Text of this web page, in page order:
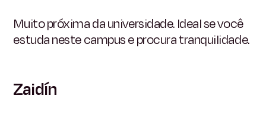
Muito próxima da universidade. Ideal se você
estuda neste campus e procura tranquilidade.
Zaidín